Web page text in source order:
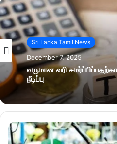
Sri Lanka Tamil News
December 7, 2025
வருமான வரி
நீடிப்பு